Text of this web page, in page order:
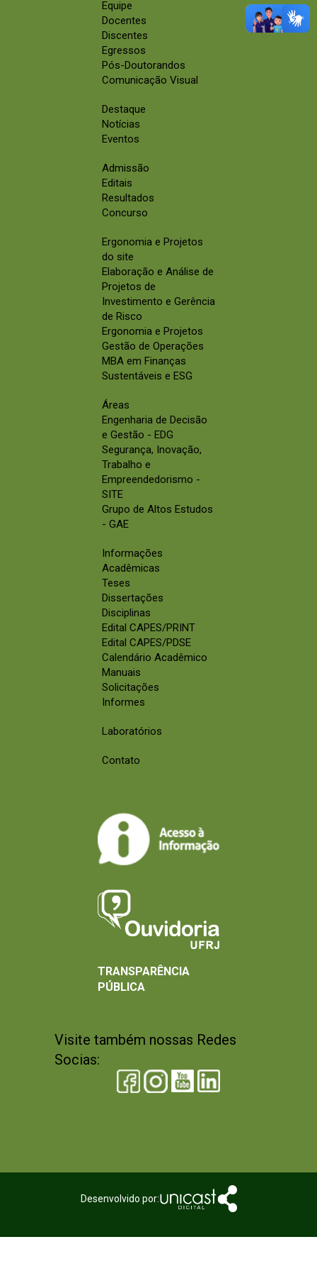
Equipe
Docentes
Discentes
Egressos
Pós-Doutorandos
Comunicação Visual
Destaque
Notícias
Eventos
Admissão
Editais
Resultados
Concurso
Ergonomia e Projetos
do site
Elaboração e Análise de
Projetos de
Investimento e Gerência
de Risco
Ergonomia e Projetos
Gestão de Operações
MBA em Finanças
Sustentáveis e ESG
Áreas
Engenharia de Decisão
e Gestão - EDG
Segurança, Inovação,
Trabalho e
Empreendedorismo -
SITE
Grupo de Altos Estudos
- GAE
Informações
Acadêmicas
Teses
Dissertações
Disciplinas
Edital CAPES/PRINT
Edital CAPES/PDSE
Calendário Acadêmico
Manuais
Solicitações
Informes
Laboratórios
Contato
Visite também nossas Redes
Socias:
TRANSPARÊNCIA
PÚBLICA
Desenvolvido por: